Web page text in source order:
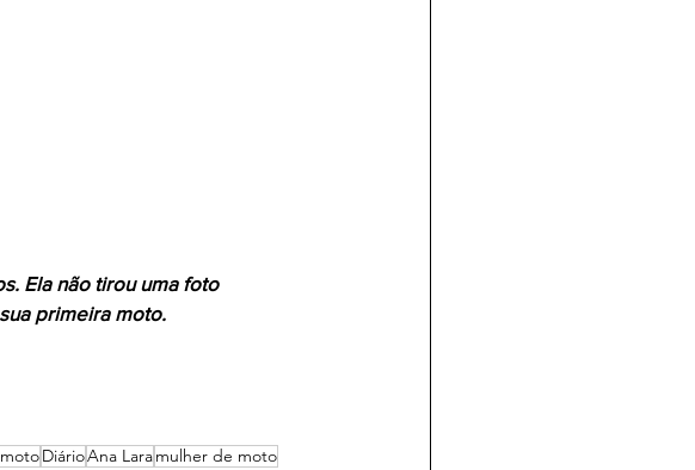
Ela não tirou uma foto
primeira moto.
DiárioAna Laramulher de moto